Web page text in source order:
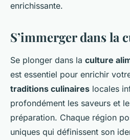
enrichissante.
S’immerger dans la
Se plonger dans la culture
est essentiel pour enrichir
traditions culinaires locales
profondément les saveurs et
préparation. Chaque région
uniques qui définissent son